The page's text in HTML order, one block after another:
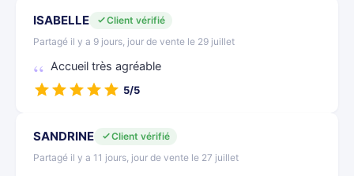
ISABELLE
Client vérifié
Partagé il y a 9 jours, jour de vente le 29 juillet
Accueil très agréable
5/5
SANDRINE
Client vérifié
Partagé il y a 11 jours, jour de vente le 27 juillet